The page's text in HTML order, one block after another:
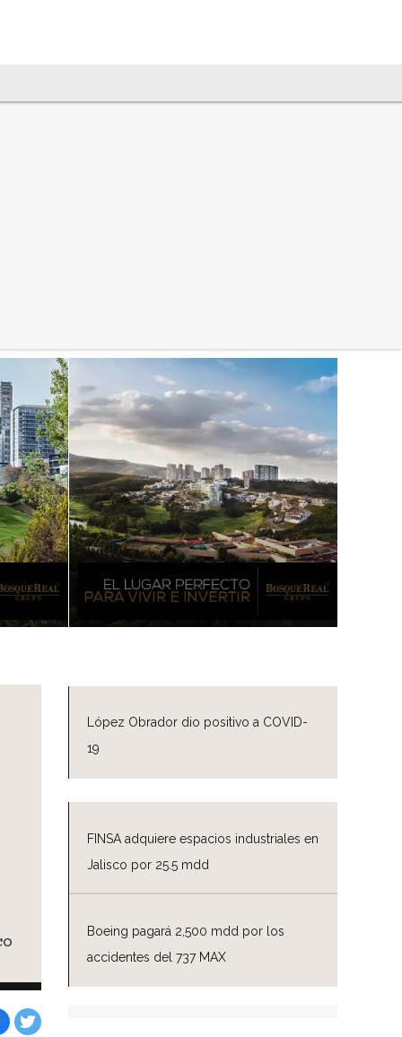
López Obrador dio positivo a COVID-
19
FINSA adquiere espacios industriales en
Jalisco por 25.5 mdd
Boeing pagará 2,500 mdd por los
accidentes del 737 MAX